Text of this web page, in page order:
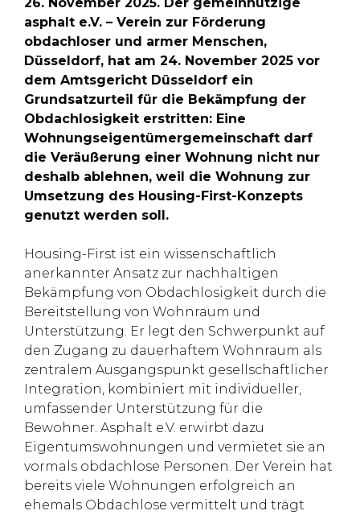
asphalt e.V. – Verein zur Förderung
obdachloser und armer Menschen,
Düsseldorf, hat am 24. November 2025 vor
dem Amtsgericht Düsseldorf ein
Grundsatzurteil für die Bekämpfung der
Obdachlosigkeit erstritten: Eine
Wohnungseigentümergemeinschaft darf
die Veräußerung einer Wohnung nicht nur
deshalb ablehnen, weil die Wohnung zur
Umsetzung des Housing-First-Konzepts
genutzt werden soll.
Housing-First ist ein wissenschaftlich
anerkannter Ansatz zur nachhaltigen
Bekämpfung von Obdachlosigkeit durch die
Bereitstellung von Wohnraum und
Unterstützung. Er legt den Schwerpunkt auf
den Zugang zu dauerhaftem Wohnraum als
zentralem Ausgangspunkt gesellschaftlicher
Integration, kombiniert mit individueller,
umfassender Unterstützung für die
Bewohner. Asphalt e.V. erwirbt dazu
Eigentumswohnungen und vermietet sie an
vormals obdachlose Personen. Der Verein hat
bereits viele Wohnungen erfolgreich an
ehemals Obdachlose vermittelt und trägt